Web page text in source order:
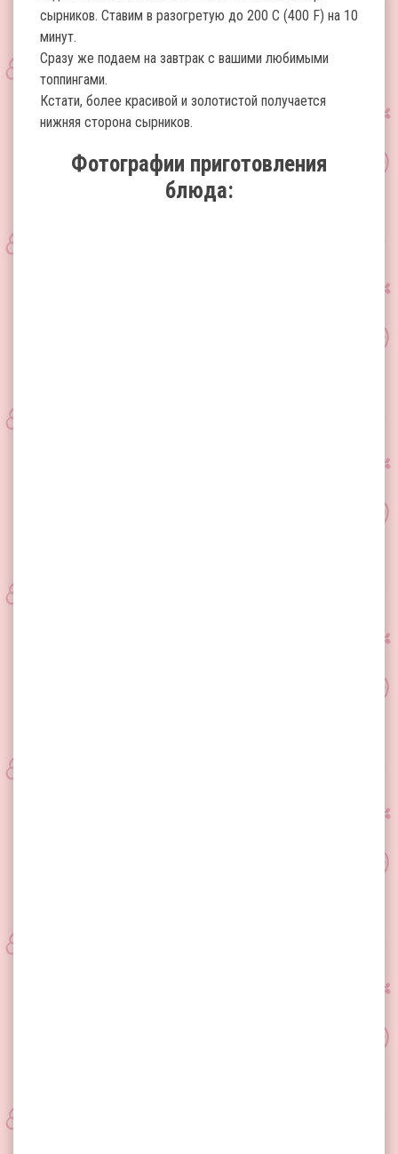
сырников. Ставим в разогретую до 200 С (400 F) на 10
минут.
Сразу же подаем на завтрак с вашими любимыми
топпингами.
Кстати, более красивой и золотистой получается
нижняя сторона сырников.
Фотографии приготовления
блюда: